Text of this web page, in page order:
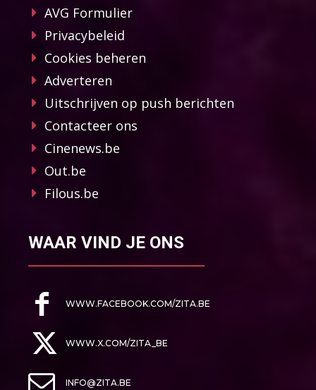
AVG Formulier
Privacybeleid
Cookies beheren
Adverteren
Uitschrijven op push berichten
Contacteer ons
Cinenews.be
Out.be
Filous.be
WAAR VIND JE ONS
WWW.FACEBOOK.COM/ZITA.BE
WWW.X.COM/ZITA_BE
INFO@ZITA.BE